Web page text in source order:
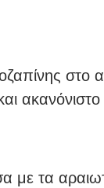
στο
με τα